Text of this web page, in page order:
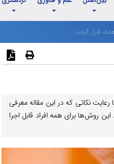
نکاتی که در این مقاله معرفی
روش‌ها برای همه افراد قابل اجرا